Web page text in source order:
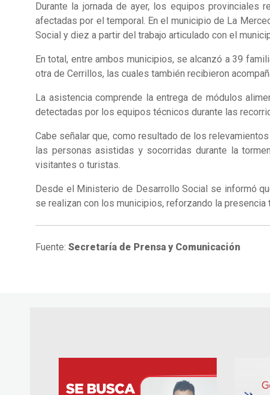
Durante la jornada de ayer, los equipos provinciales
afectadas por el temporal. En el municipio de La
Social y diez a partir del trabajo articulado con el
En total, entre ambos municipios, se alcanzó a 39
otra de Cerrillos, las cuales también recibieron
La asistencia comprende la entrega de módulos
detectadas por los equipos técnicos durante las
Cabe señalar que, como resultado de los
las personas asistidas y socorridas durante la
visitantes o turistas.
Desde el Ministerio de Desarrollo Social se informó
se realizan con los municipios, reforzando la
Fuente: Secretaría de Prensa y Comunicación